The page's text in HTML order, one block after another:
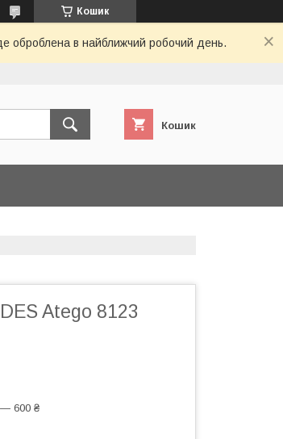
Кошик
оброблена в найближчий робочий день.
Кошик
Atego 8123
— 600 ₴